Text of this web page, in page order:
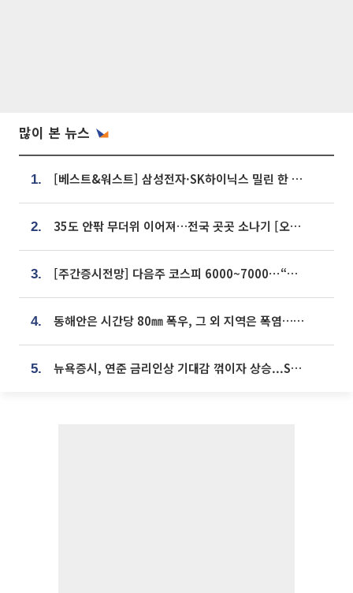
많이 본 뉴스
1. [베스트&워스트] 삼성전자·SK하이닉스 밀린 한 주…상상인증권은 85% 급등
2. 35도 안팎 무더위 이어져…전국 곳곳 소나기 [오늘 날씨]
3. [주간증시전망] 다음주 코스피 6000~7000⋯“外人 수급은 정책이 변수”
4. 동해안은 시간당 80㎜ 폭우, 그 외 지역은 폭염…‘극과 극 날씨’
5. 뉴욕증시, 연준 금리인상 기대감 꺾이자 상승...S&P500 사상 최고치 [종합]